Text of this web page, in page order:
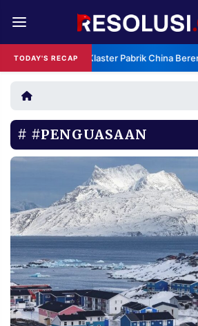
TODAY'S RECAP Klaster Pabrik China
REDAKSI TENTANG
RESOLUSI IKLAN
RUBRIKASI
EDITORIAL AKSARA
PERSONA
DAERAH NASIONAL
MANCA SPORT
INFORMASI
PRIVACY
POLICY
BERITA
WARGA
#PENGUASAAN